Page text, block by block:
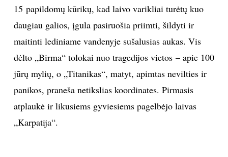
15 papildomų kūrikų, kad laivo varikliai turėtų kuo
daugiau galios, įgula pasiruošia priimti, šildyti ir
maitinti lediniame vandenyje sušalusias aukas. Vis
dėlto „Birma“ tolokai nuo tragedijos vietos – apie 100
jūrų mylių, o „Titanikas“, matyt, apimtas nevilties ir
panikos, praneša netikslias koordinates. Pirmasis
atplaukė ir likusiems gyviesiems pagelbėjo laivas
„Karpatija“.